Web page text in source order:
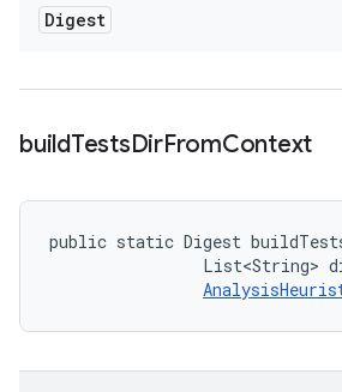
Digest
buildTestsDirFromContext
public static Digest
List<String>